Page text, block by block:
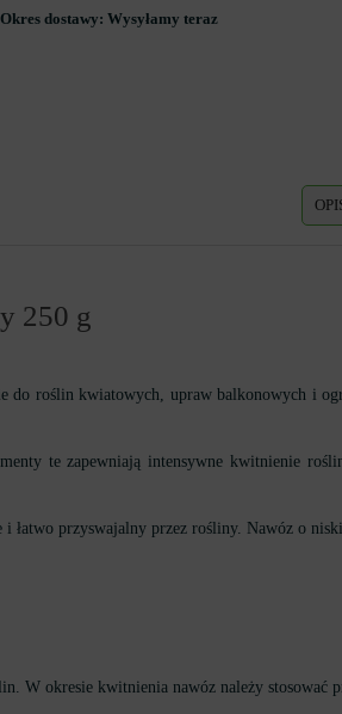
Okres dostawy: Wysyłamy teraz
250 g
do roślin kwiatowych, upraw balkonowych i
te zapewniają intensywne kwitnienie
łatwo przyswajalny przez rośliny. Nawóz o
W okresie kwitnienia nawóz należy stosować